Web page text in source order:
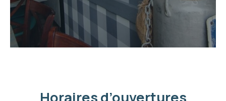
Horaires d’ouvertures
PREVIOUS